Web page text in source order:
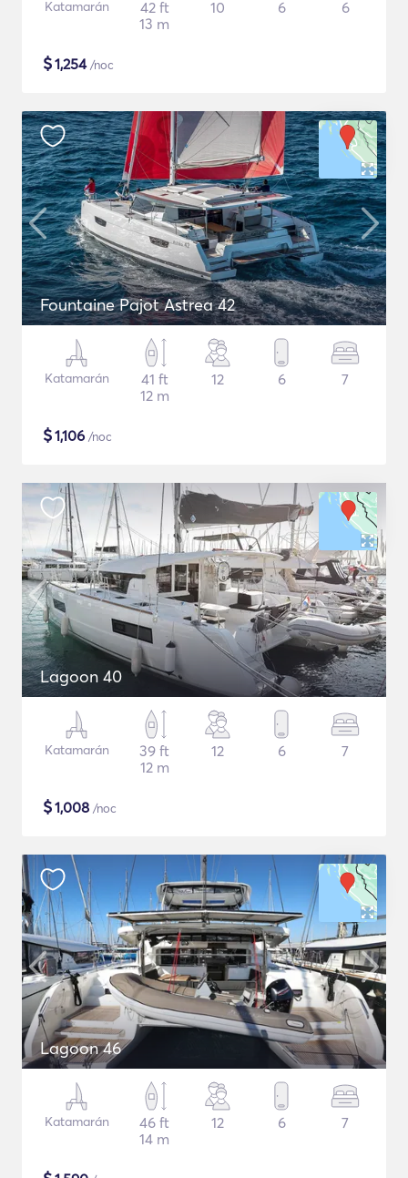
Katamarán
42 ft
13 m
10 6 6
$1,254/noc
Fountaine Pajot Astrea 42
Katamarán
41 ft
12 m
12 6 7
$1,106 /noc
Lagoon 40
Katamarán
39 ft
12 m
12 6 7
$1,008 /noc
Lagoon 46
Katamarán
46 ft
14 m
12 6 7